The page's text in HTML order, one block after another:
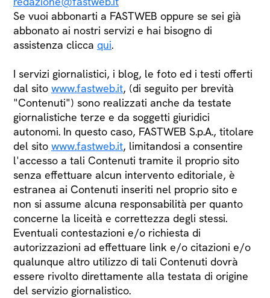
Se vuoi abbonarti a FASTWEB oppure se sei già
abbonato ai nostri servizi e hai bisogno di
assistenza clicca qui.
I servizi giornalistici, i blog, le foto ed i testi offerti
dal sito www.fastweb.it, (di seguito per brevità
"Contenuti") sono realizzati anche da testate
giornalistiche terze e da soggetti giuridici
autonomi. In questo caso, FASTWEB S.p.A., titolare
del sito www.fastweb.it, limitandosi a consentire
l'accesso a tali Contenuti tramite il proprio sito
senza effettuare alcun intervento editoriale, è
estranea ai Contenuti inseriti nel proprio sito e
non si assume alcuna responsabilità per quanto
concerne la liceità e correttezza degli stessi.
Eventuali contestazioni e/o richiesta di
autorizzazioni ad effettuare link e/o citazioni e/o
qualunque altro utilizzo di tali Contenuti dovrà
essere rivolto direttamente alla testata di origine
del servizio giornalistico.